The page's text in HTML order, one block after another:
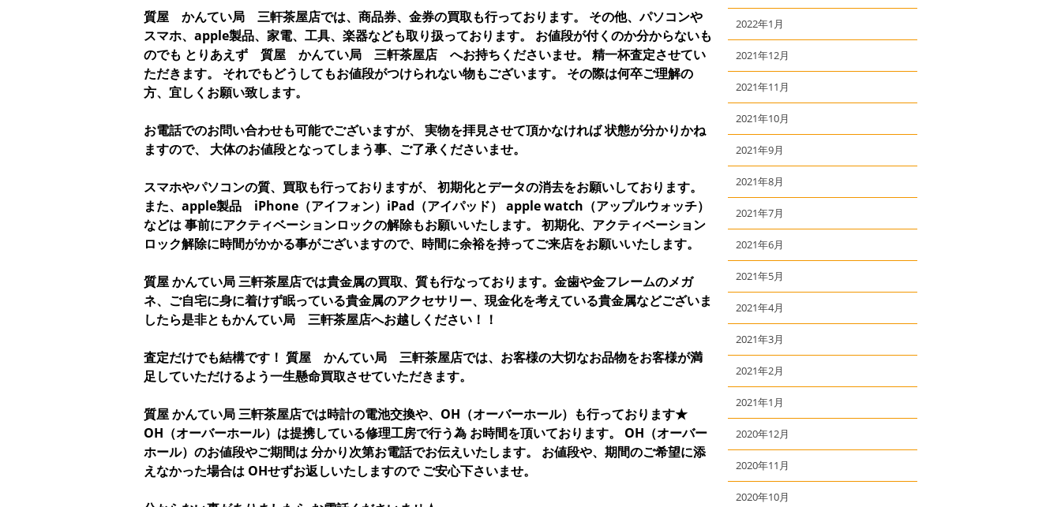
質屋 かんてい局 三軒茶屋店では、商品券、金券の買取も行っております。 その他、パソコンや
スマホ、apple製品、家電、工具、楽器なども取り扱っております。 お値段が付くのか分からないも
のでも とりあえず 質屋 かんてい局 三軒茶屋店 へお持ちくださいませ。 精一杯査定させてい
ただきます。 それでもどうしてもお値段がつけられない物もございます。 その際は何卒ご理解の
方、宜しくお願い致します。
お電話でのお問い合わせも可能でございますが、 実物を拝見させて頂かなければ 状態が分かりかね
ますので、 大体のお値段となってしまう事、ご了承くださいませ。
スマホやパソコンの質、買取も行っておりますが、 初期化とデータの消去をお願いしております。
また、apple製品 iPhone（アイフォン）iPad（アイパッド） apple watch（アップルウォッチ）
などは 事前にアクティベーションロックの解除もお願いいたします。 初期化、アクティベーション
ロック解除に時間がかかる事がございますので、時間に余裕を持ってご来店をお願いいたします。
質屋 かんてい局 三軒茶屋店では貴金属の買取、質も行なっております。金歯や金フレームのメガ
ネ、ご自宅に身に着けず眠っている貴金属のアクセサリー、現金化を考えている貴金属などございま
したら是非ともかんてい局 三軒茶屋店へお越しください！！
査定だけでも結構です！ 質屋 かんてい局 三軒茶屋店では、お客様の大切なお品物をお客様が満
足していただけるよう一生懸命買取させていただきます。
質屋 かんてい局 三軒茶屋店では時計の電池交換や、OH（オーバーホール）も行っております★
OH（オーバーホール）は提携している修理工房で行う為 お時間を頂いております。 OH（オーバー
ホール）のお値段やご期間は 分かり次第お電話でお伝えいたします。 お値段や、期間のご希望に添
えなかった場合は OHせずお返しいたしますので ご安心下さいませ。
2022年1月
2021年12月
2021年11月
2021年10月
2021年9月
2021年8月
2021年7月
2021年6月
2021年5月
2021年4月
2021年3月
2021年2月
2021年1月
2020年12月
2020年11月
2020年10月